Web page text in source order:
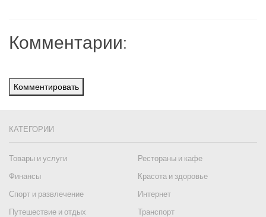
Комментарии:
Комментировать
КАТЕГОРИИ
Товары и услуги
Рестораны и кафе
Финансы
Красота и здоровье
Спорт и развлечение
Интернет
Путешествие и отдых
Транспорт